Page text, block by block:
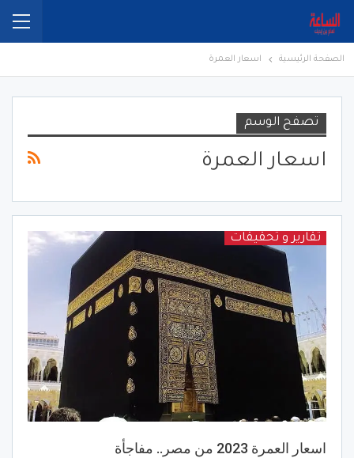
الصفحة الرئيسية اسعار العمرة
تصفح الوسم
اسعار العمرة
تقارير و تحقيقات
اسعار العمرة 2023 من مصر.. مفاجأة